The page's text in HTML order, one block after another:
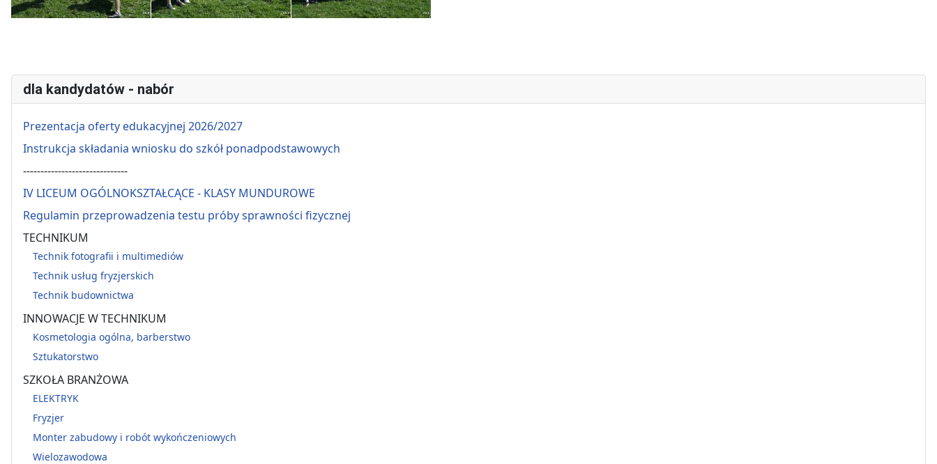
dla kandydatów - nabór
Prezentacja oferty edukacyjnej 2026/2027
Instrukcja składania wniosku do szkół ponadpodstawowych
------------------------------
IV LICEUM OGÓLNOKSZTAŁCĄCE - KLASY MUNDUROWE
Regulamin przeprowadzenia testu próby sprawności fizycznej
TECHNIKUM
Technik fotografii i multimediów
Technik usług fryzjerskich
Technik budownictwa
INNOWACJE W TECHNIKUM
Kosmetologia ogólna, barberstwo
Sztukatorstwo
SZKOŁA BRANŻOWA
ELEKTRYK
Fryzjer
Monter zabudowy i robót wykończeniowych
Wielozawodowa